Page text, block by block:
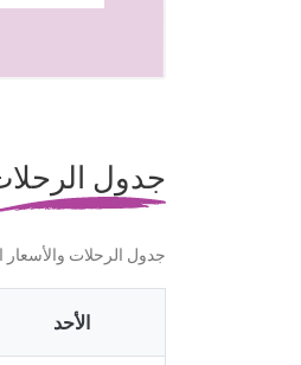
جدول
جدول الرحلات والأسعار
الأحد